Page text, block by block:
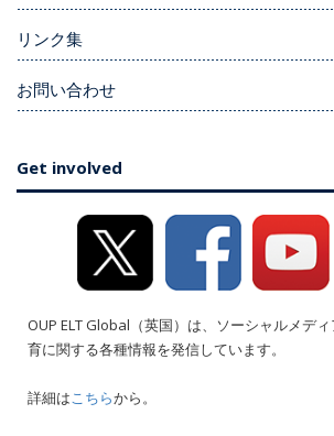
リンク集
お問い合わせ
Get involved
OUP ELT Global（英国）は、ソーシャルメデ
育に関する各種情報を発信しています。
詳細はこちらから。